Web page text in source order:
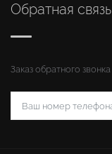
Обратная связь
Заказ обратного звонка